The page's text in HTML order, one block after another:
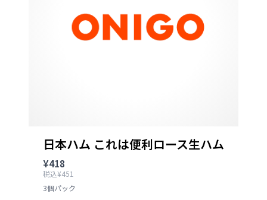
日本ハム これは便利ロース生ハム
¥418
税込¥451
3個パック